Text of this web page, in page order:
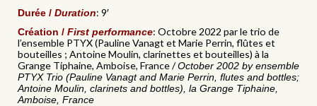
Durée / Duration: 9′
Création / First performance: Octobre 2022 par le trio de
l’ensemble PTYX (Pauline Vanagt et Marie Perrin, flûtes et
bouteilles ; Antoine Moulin, clarinettes et bouteilles) à la
Grange Tiphaine, Amboise, France /October 2002 by ensemble
PTYX Trio (Pauline Vanagt and Marie Perrin, flutes and bottles;
Antoine Moulin, clarinets and bottles), la Grange Tiphaine,
Amboise, France